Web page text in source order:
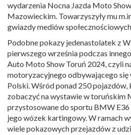
wydarzenia Nocna Jazda Moto
Mazowieckim. Towarzyszyły mu
gwiazdy mediów
Podobne pokazy jedenastolatek z
pierwszego września podczas
Auto Moto Show Toruń 2024, czyli
motoryzacyjnego odbywającego się
Polski. Wśród ponad 250 pojazdów,
zobaczyć na wystawie w toruńskim
przystosowane do sportu BMW
jego wózek kartingowy. W ramach
wiele pokazowych przejazdów z